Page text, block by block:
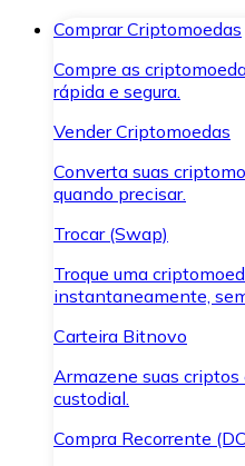
Comprar Criptomoedas
Compre as
rápida e segura.
Vender Criptomoedas
Converta suas
quando precisar.
Trocar (Swap)
Troque uma
instantaneamente,
Carteira Bitnovo
Armazene suas
custodial.
Compra Recorrente